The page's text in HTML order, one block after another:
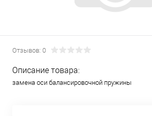
Отзывов: 0
Описание товара:
замена оси балансировочной пружины